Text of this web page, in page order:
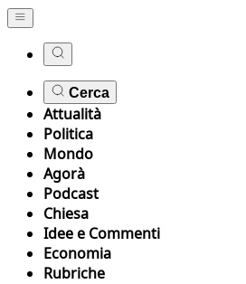
Cerca
Attualità
Politica
Mondo
Agorà
Podcast
Chiesa
Idee e Commenti
Economia
Rubriche